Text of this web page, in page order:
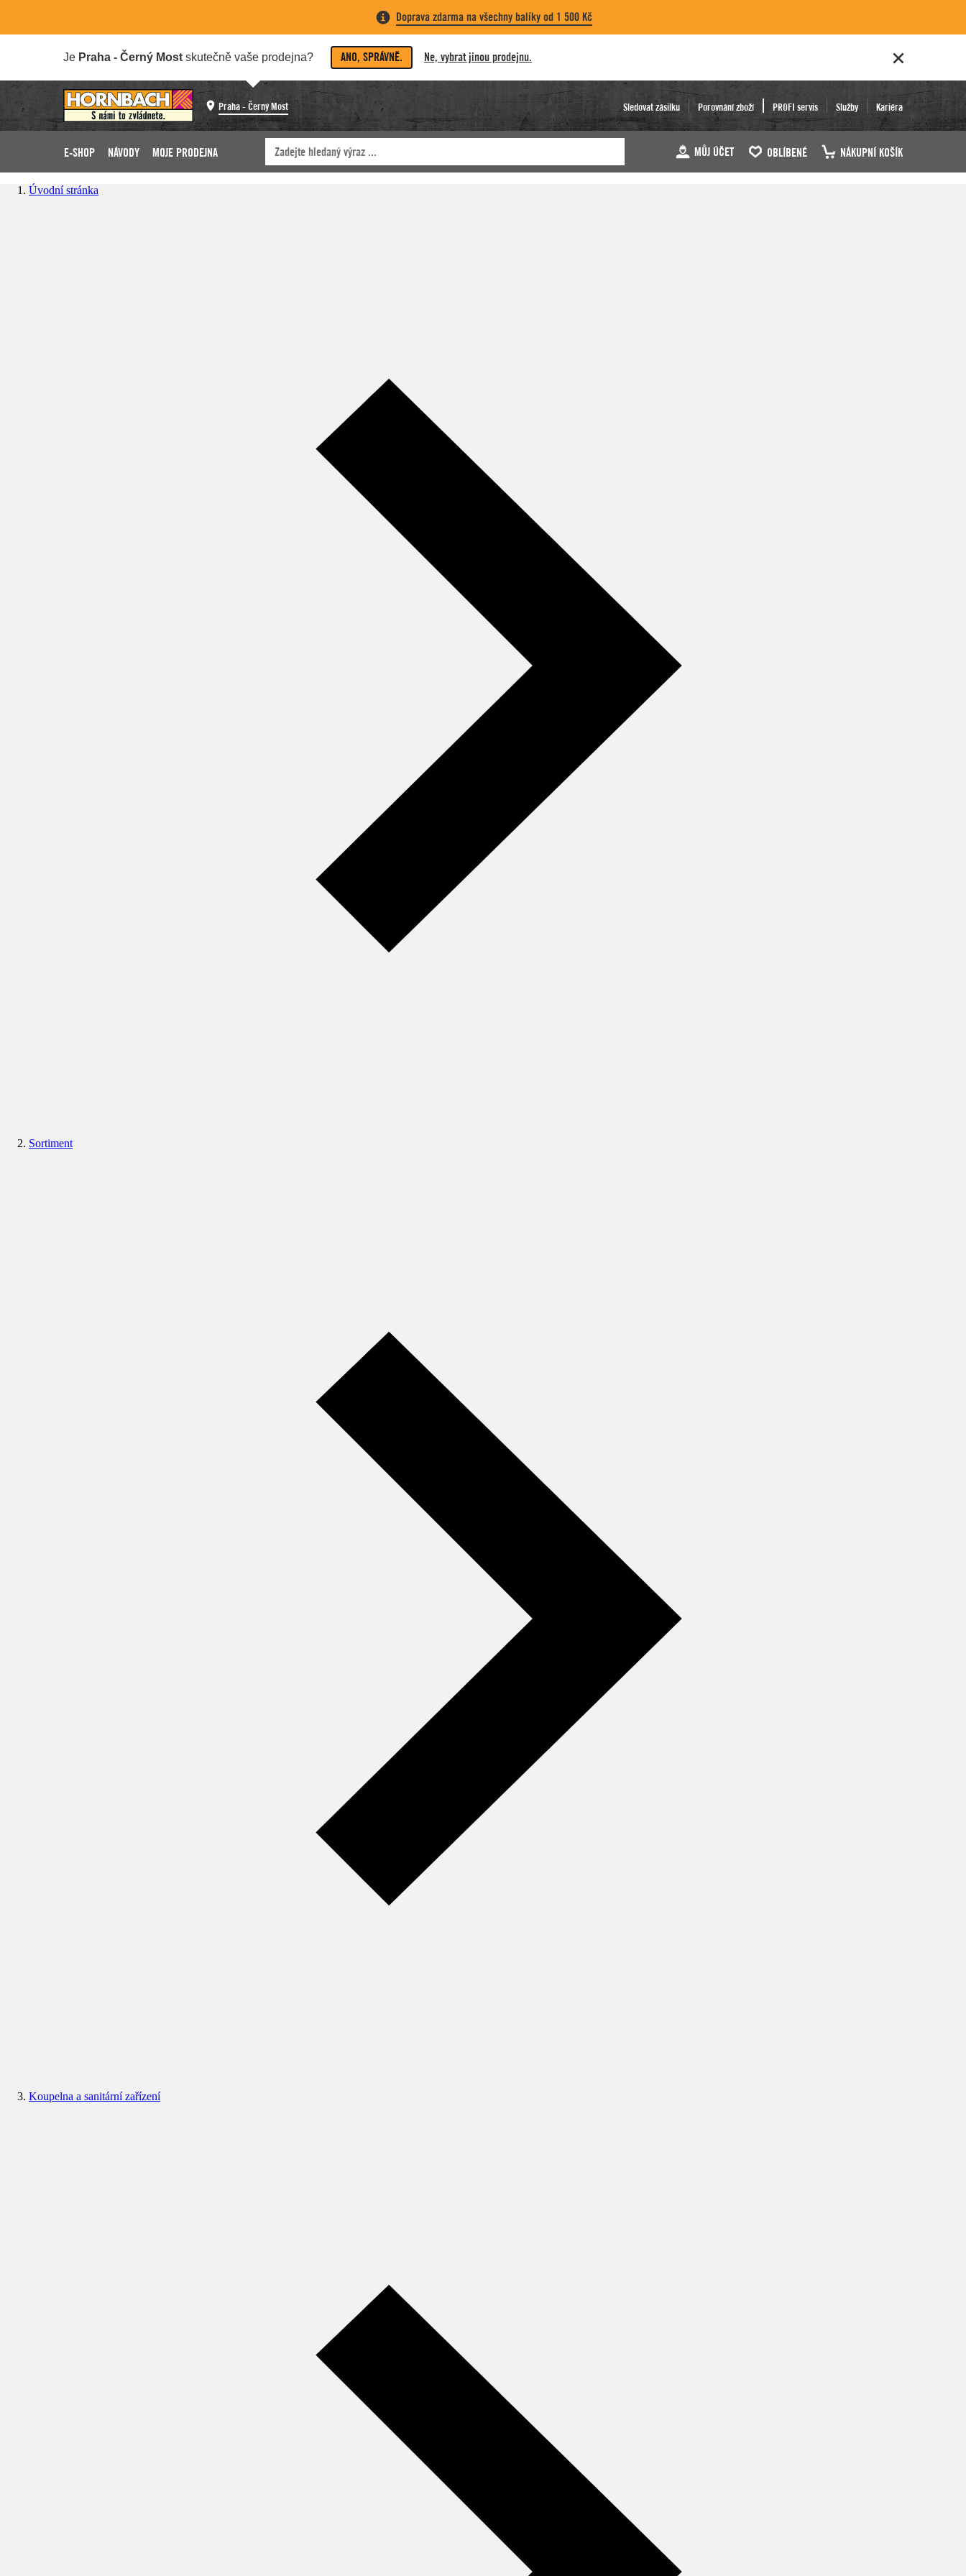
Doprava zdarma na všechny balíky od 1 500 Kč
Je Praha - Černý Most skutečně vaše prodejna? ANO, SPRÁVNĚ. Ne, vybrat jinou prodejnu.
Praha - Černý Most Sledovat zásilku Porovnání zboží PROFI servis Služby Kariéra
E-SHOP NÁVODY MOJE PRODEJNA MŮJ ÚČET OBLÍBENÉ NÁKUPNÍ KOŠÍK
Úvodní stránka
Sortiment
Koupelna a sanitární zařízení